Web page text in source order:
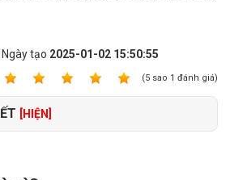
tạo 2025-01-02 15:50:55
(5 sao 1 đánh giá)
[HIỆN]